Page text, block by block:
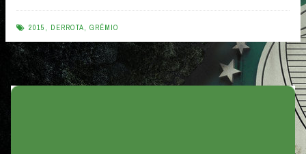
x
0
Palmeiras
2015 , DERROTA, GRÊMIO